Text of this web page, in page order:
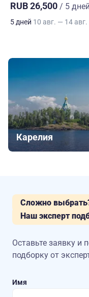
RUB 26,500 / 5 дней
5 дней 10 авг. — 14 авг.
Карелия
Сложно
Наш эксперт
Оставьте заявку и
подборку от
Имя